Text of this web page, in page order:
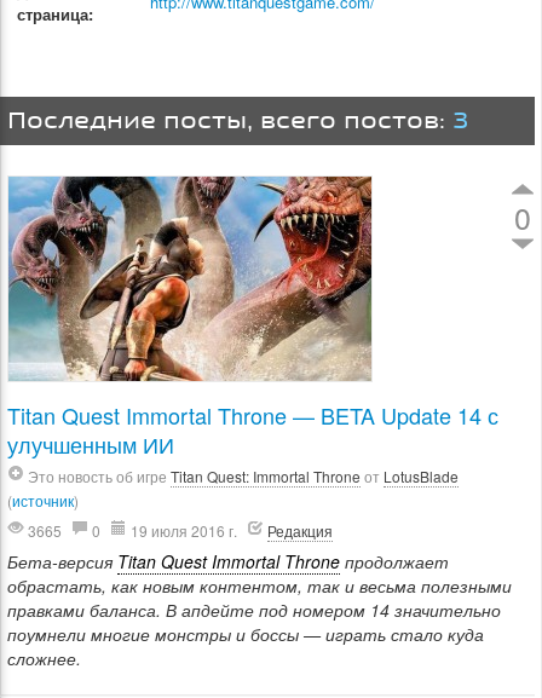
страница:
Последние посты, всего постов: 3
0
Titan Quest Immortal Throne — BETA Update 14 с
улучшенным ИИ
Это новость об игре Titan Quest: Immortal Throne от LotusBlade
(источник)
3665
0 19 июля 2016 г. Редакция
Бета-версия Titan Quest Immortal Throne продолжает
обрастать, как новым контентом, так и весьма полезными
правками баланса. В апдейте под номером 14 значительно
поумнели многие монстры и боссы — играть стало куда
сложнее.